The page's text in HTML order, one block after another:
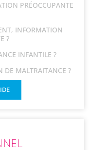
PRÉOCCUPANTE
INFORMATION
?
INFANTILE ?
DE MALTRAITANCE ?